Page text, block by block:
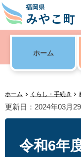
ホーム
ホーム くらし・手続き
更新日：2024年03月
令和6年